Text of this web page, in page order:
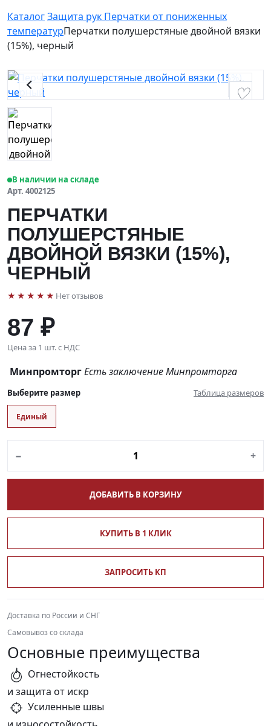
КаталогЗащита рук Перчатки от пониженных
температурПерчатки полушерстяные двойной вязки
(15%), черный
В наличии на складе
Арт. 4002125
ПЕРЧАТКИ
ПОЛУШЕРСТЯНЫЕ
ДВОЙНОЙ ВЯЗКИ (15%),
ЧЕРНЫЙ
★★★★★ Нет отзывов
87 ₽
Цена за 1 шт. с НДС
МинпромторгЕсть заключение Минпромторга
Выберите размер Таблица размеров
Единый
− +
ДОБАВИТЬ В КОРЗИНУ
КУПИТЬ В 1 КЛИК
ЗАПРОСИТЬ КП
Доставка по России и СНГ
Самовывоз со склада
Основные преимущества
Огнестойкость
и защита от искр
Усиленные швы